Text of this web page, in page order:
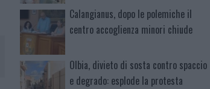
Calangianus, dopo le polemiche il
centro accoglienza minori chiude
Olbia, divieto di sosta contro spaccio
e degrado: esplode la protesta